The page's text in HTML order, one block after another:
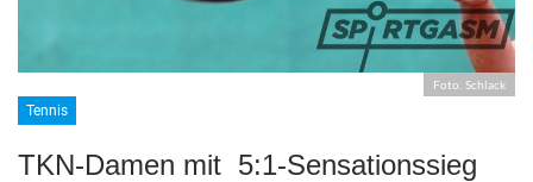
Foto: Schlack
Tennis
TKN-Damen mit 5:1-Sensationssieg